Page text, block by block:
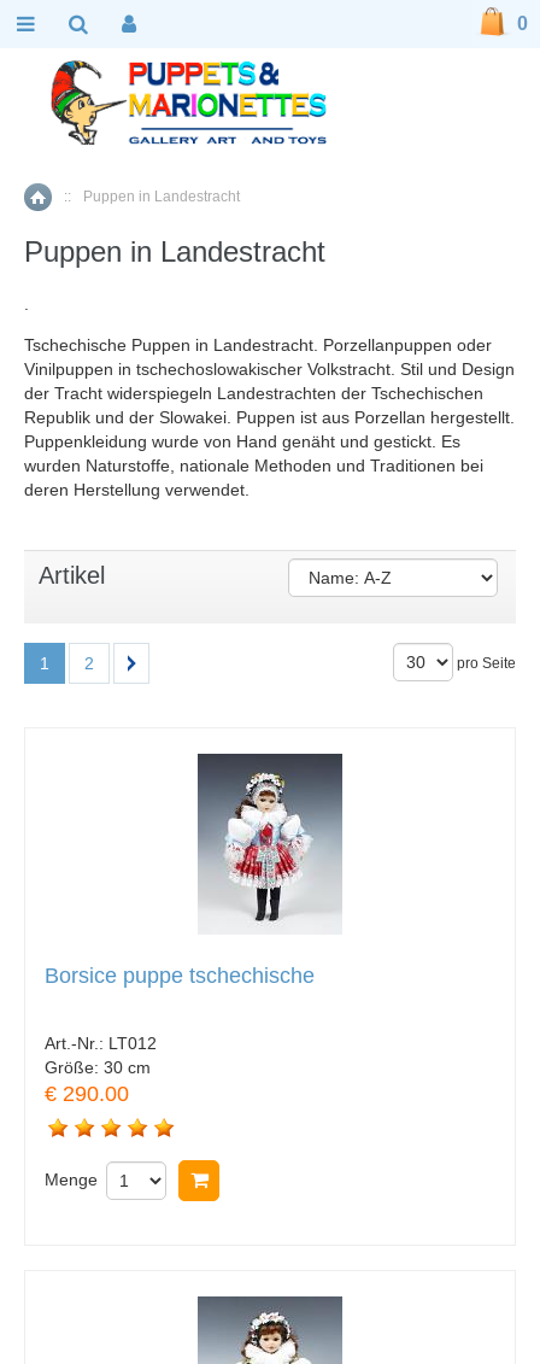
Home
:: Puppen in Landestracht
Puppen in Landestracht
Tschechische Puppen in Landestracht. Porzellanpuppen oder
Vinilpuppen in tschechoslowakischer Volkstracht. Stil und Design
der Tracht widerspiegeln Landestrachten der Tschechischen
Republik und der Slowakei. Puppen ist aus Porzellan hergestellt.
Puppenkleidung wurde von Hand genäht und gestickt. Es
wurden Naturstoffe, nationale Methoden und Traditionen bei
deren Herstellung verwendet.
Artikel
1 2 pro Seite
Borsice puppe tschechische
Art.-Nr.: LT012
Größe: 30 cm
€ 290.00
Menge
0